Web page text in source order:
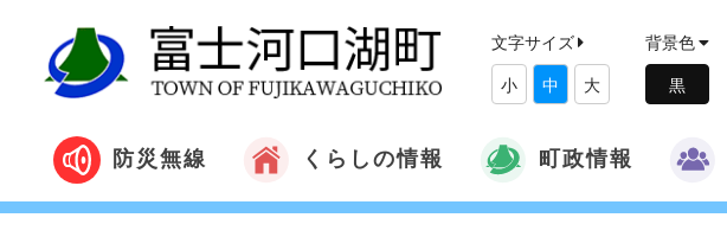
文字サイズ
小 中 大
背景色
防災無線 くらしの情報 町政情報